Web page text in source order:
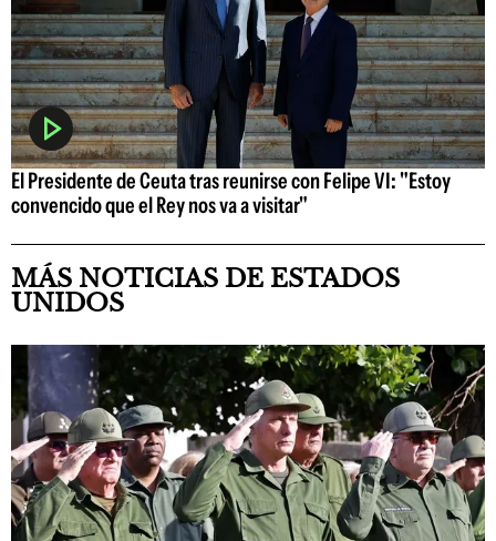
El Presidente de Ceuta tras reunirse con Felipe VI: "Estoy
convencido que el Rey nos va a visitar"
MÁS NOTICIAS DE ESTADOS
UNIDOS